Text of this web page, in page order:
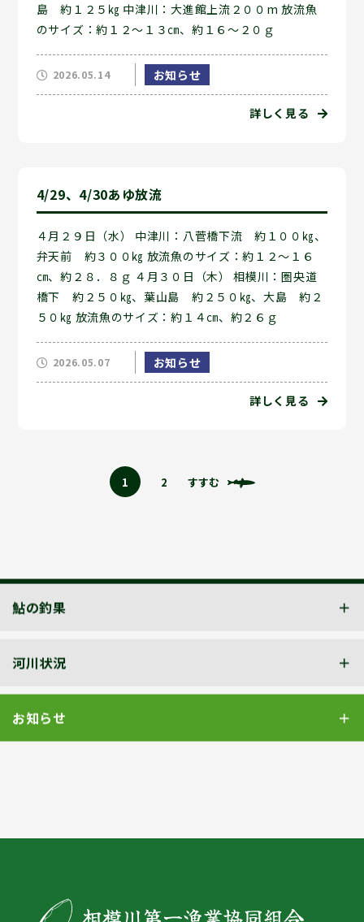
島 約１２５㎏ 中津川：大進館上流２００m 放流魚
のサイズ：約１２～１３㎝、約１６～２０ｇ
2026.05.14 お知らせ
詳しく見る
4/29、4/30あゆ放流
４月２９日（水） 中津川：八菅橋下流 約１００㎏、
弁天前 約３００㎏ 放流魚のサイズ：約１２～１６
㎝、約２８．８ｇ ４月３０日（木） 相模川：圏央道
橋下 約２５０㎏、葉山島 約２５０㎏、大島 約２
５０㎏ 放流魚のサイズ：約１４㎝、約２６ｇ
2026.05.07 お知らせ
詳しく見る
1 2 すすむ
鮎の釣果
河川状況
お知らせ